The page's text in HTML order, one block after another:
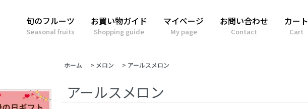
旬のフルーツ
Seasonal fruits
お買い物ガイド
Shopping guide
マイページ
My page
お問い合わせ
Contact
カート
Cart
ホーム > メロン > アールスメロン
アールスメロン